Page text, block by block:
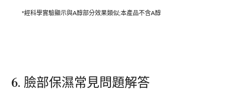
*經科學實驗顯示與A醇部分效果類似;本產品不含A醇
6. 臉部保濕常見問題解答